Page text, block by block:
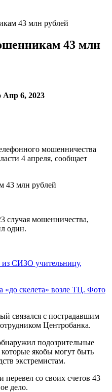
43 млн рублей
43 млн
Апр 6, 2023
мошенничества
4 апреля, сообщает
случая мошенничества,
один.
из СИЗО учительницу,
«до скелета» возле ТЦ. Фото
связался с пострадавшим
Центробанка.
подозрительные
якобы могут быть
экстремистам.
со своих счетов 43
дело.